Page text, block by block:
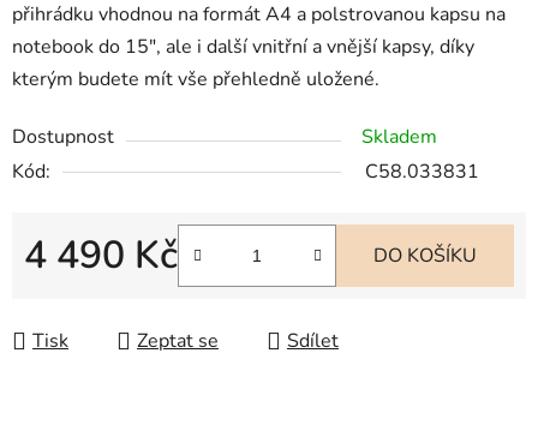
přihrádku vhodnou na formát A4 a polstrovanou kapsu na
notebook do 15", ale i další vnitřní a vnější kapsy, díky
kterým budete mít vše přehledně uložené.
Dostupnost
Skladem
Kód:
C58.033831
4 490 Kč DO KOŠÍKU
Tisk Zeptat se Sdílet